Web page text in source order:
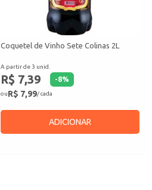
Coquetel de Vinho Sete Colinas 2L
A partir de 3 unid.
R$ 7,39 -8%
ouR$ 7,99/ cada
ADICIONAR